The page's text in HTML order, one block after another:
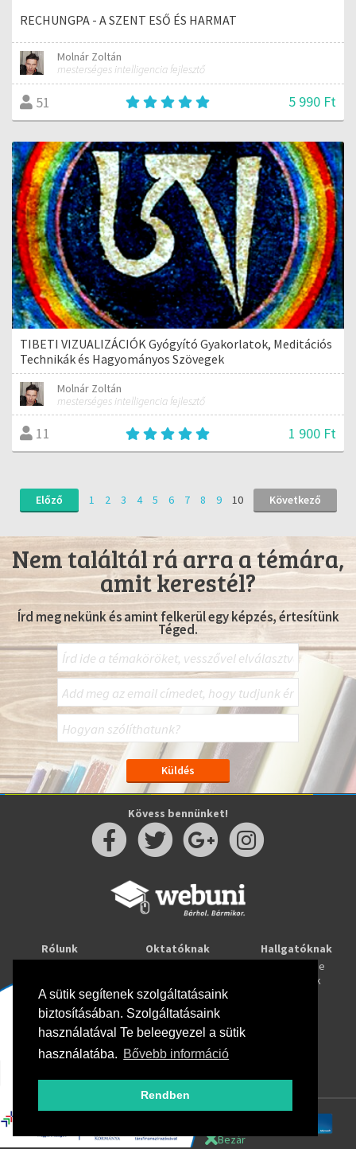
A sütik segítenek szolgáltatásaink
biztosításában. Szolgáltatásaink
használatával Te beleegyezel a sütik
használatába. Bővebb információ
Rendben
RECHUNGPA - A SZENT ESŐ ÉS HARMAT
Molnár Zoltán
mesterséges intelligencia fejlesztő
51 5 990 Ft
TIBETI VIZUALIZÁCIÓK Gyógyító Gyakorlatok, Meditációs
Technikák és Hagyományos Szövegek
Molnár Zoltán
mesterséges intelligencia fejlesztő
11 1 900 Ft
Előző 1 2 3 4 5 6 7 8 9 10 Következő
Bezár
Nem találtál rá arra a témára,
amit kerestél?
Írd meg nekünk és amint felkerül egy képzés, értesítünk
Téged.
Kövess bennünket!
Rólunk
Oktatóknak
Webuni Stúdió
Hallgatóknak
Tanulj online
Képzések
Info
Adatkezelési tájékoztató
ÁSZF
Hirlevél adatkezelési tájékoztató
GYIK